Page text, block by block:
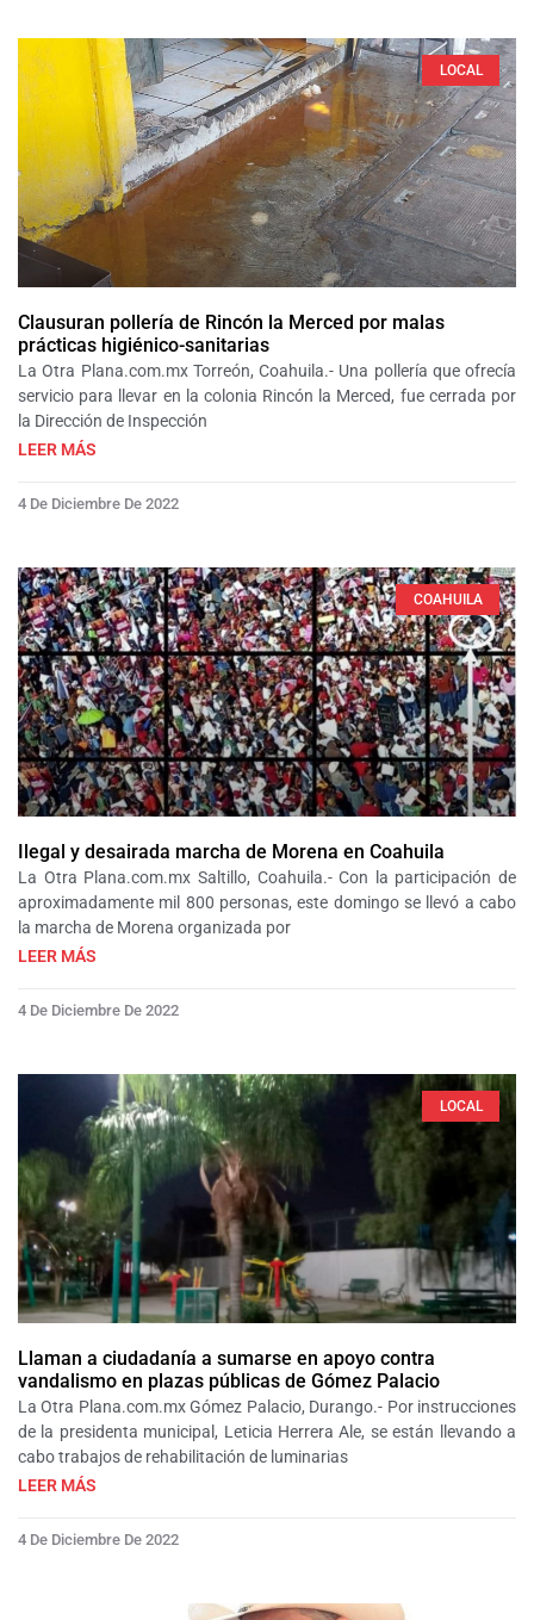
LOCAL
Clausuran pollería de Rincón la Merced por malas
prácticas higiénico-sanitarias
La Otra Plana.com.mx Torreón, Coahuila.- Una pollería que ofrecía
servicio para llevar en la colonia Rincón la Merced, fue cerrada por
la Dirección de Inspección
LEER MÁS
4 De Diciembre De 2022
COAHUILA
Ilegal y desairada marcha de Morena en Coahuila
La Otra Plana.com.mx Saltillo, Coahuila.- Con la participación de
aproximadamente mil 800 personas, este domingo se llevó a cabo
la marcha de Morena organizada por
LEER MÁS
4 De Diciembre De 2022
LOCAL
Llaman a ciudadanía a sumarse en apoyo contra
vandalismo en plazas públicas de Gómez Palacio
La Otra Plana.com.mx Gómez Palacio, Durango.- Por instrucciones
de la presidenta municipal, Leticia Herrera Ale, se están llevando a
cabo trabajos de rehabilitación de luminarias
LEER MÁS
4 De Diciembre De 2022